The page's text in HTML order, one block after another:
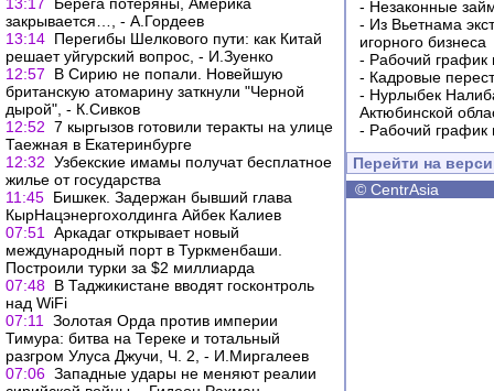
закрывается…, - А.Гордеев
13:14 Перегибы Шелкового пути: как Китай
решает уйгурский вопрос, - И.Зуенко
12:57
В Сирию не попали. Новейшую
британскую атомарину заткнули "Черной
дырой", - К.Сивков
12:52 7 кыргызов готовили теракты на улице
Таежная в Екатеринбурге
12:32 Узбекские имамы получат бесплатное
жилье от государства
11:45 Бишкек. Задержан бывший глава
КырНацэнергохолдинга Айбек Калиев
07:51
Аркадаг открывает новый
международный порт в Туркменбаши.
Построили турки за $2 миллиарда
07:48 В Таджикистане вводят госконтроль
над WiFi
07:11
Золотая Орда против империи
Тимура: битва на Тереке и тотальный
разгром Улуса Джучи, Ч. 2, - И.Миргалеев
07:06 Западные удары не меняют реалии
- Незаконные
- Из Вьетнама
игорного бизнеса
- Рабочий график
- Кадровые
- Нурлыбек
Актюбинской
- Рабочий график
Перейти на
© CentrAsia